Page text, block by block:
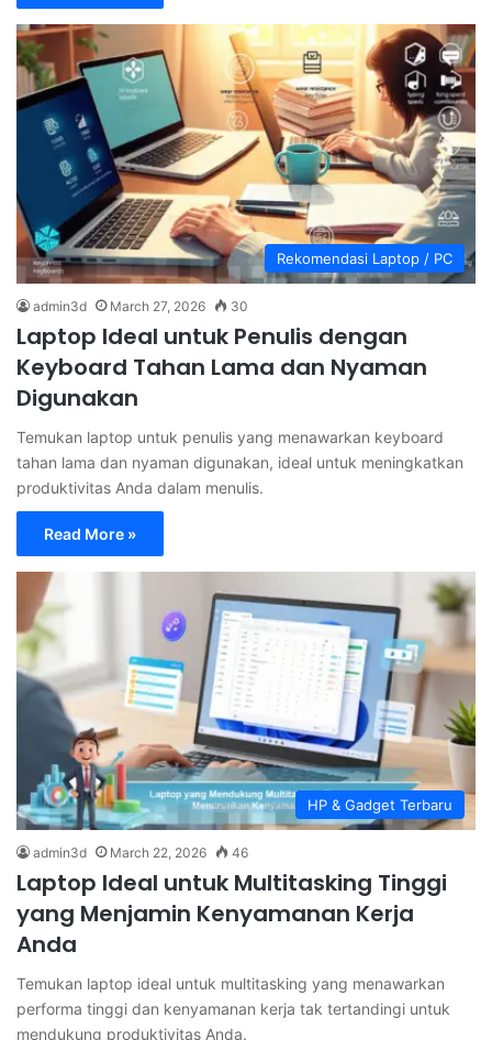
Rekomendasi Laptop / PC
admin3d March 27, 2026 30
Laptop Ideal untuk Penulis dengan
Keyboard Tahan Lama dan Nyaman
Digunakan
Temukan laptop untuk penulis yang menawarkan keyboard
tahan lama dan nyaman digunakan, ideal untuk meningkatkan
produktivitas Anda dalam menulis.
Read More »
HP & Gadget Terbaru
admin3d March 22, 2026 46
Laptop Ideal untuk Multitasking Tinggi
yang Menjamin Kenyamanan Kerja
Anda
Temukan laptop ideal untuk multitasking yang menawarkan
performa tinggi dan kenyamanan kerja tak tertandingi untuk
mendukung produktivitas Anda.